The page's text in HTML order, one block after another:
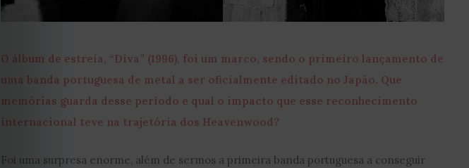
Cookies
O álbum de estreia, “Diva” (1996), foi um marco, sendo o primeiro lançamento de
uma banda portuguesa de metal a ser oficialmente editado no Japão. Que
memórias guarda desse período e qual o impacto que esse reconhecimento
internacional teve na trajetória dos Heavenwood?
Foi uma surpresa enorme, além de sermos a primeira banda portuguesa a conseguir